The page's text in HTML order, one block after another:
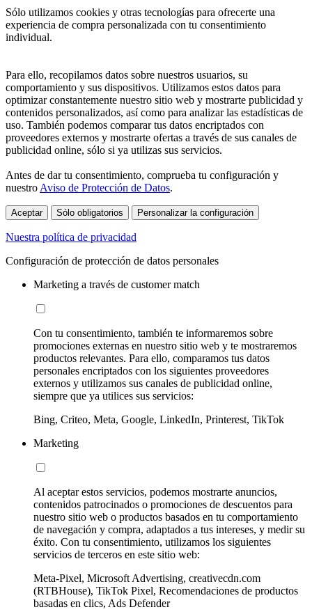
Sólo utilizamos cookies y otras tecnologías para ofrecerte una
experiencia de compra personalizada con tu consentimiento
individual.
Para ello, recopilamos datos sobre nuestros usuarios, su
comportamiento y sus dispositivos. Utilizamos estos datos para
optimizar constantemente nuestro sitio web y mostrarte publicidad y
contenidos personalizados, así como para analizar las estadísticas de
uso. También podemos comparar tus datos encriptados con
proveedores externos y mostrarte ofertas a través de sus canales de
publicidad online, sólo si ya utilizas sus servicios.
Antes de dar tu consentimiento, comprueba tu configuración y
nuestro Aviso de Protección de Datos.
Aceptar Sólo obligatorios Personalizar la configuración
Nuestra política de privacidad
Configuración de protección de datos personales
Marketing a través de customer match
Con tu consentimiento, también te informaremos sobre
promociones externas en nuestro sitio web y te mostraremos
productos relevantes. Para ello, comparamos tus datos
personales encriptados con los siguientes proveedores
externos y utilizamos sus canales de publicidad online,
siempre que ya utilices sus servicios:
Bing, Criteo, Meta, Google, LinkedIn, Printerest, TikTok
Marketing
Al aceptar estos servicios, podemos mostrarte anuncios,
contenidos patrocinados o promociones de descuentos para
nuestro sitio web o productos basados en tu comportamiento
de navegación y compra, adaptados a tus intereses, y medir su
éxito. Con tu consentimiento, utilizamos los siguientes
servicios de terceros en este sitio web:
Meta-Pixel, Microsoft Advertising, creativecdn.com
(RTBHouse), TikTok Pixel, Recomendaciones de productos
basadas en clics, Ads Defender